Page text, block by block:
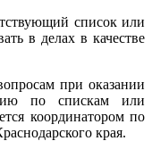
список или
в делах в качестве
при оказании
по спискам или
координатором по
края.